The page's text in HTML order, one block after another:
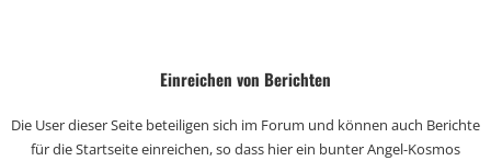
Einreichen von Berichten
Die User dieser Seite beteiligen sich im Forum und können auch Berichte
für die Startseite einreichen, so dass hier ein bunter Angel-Kosmos